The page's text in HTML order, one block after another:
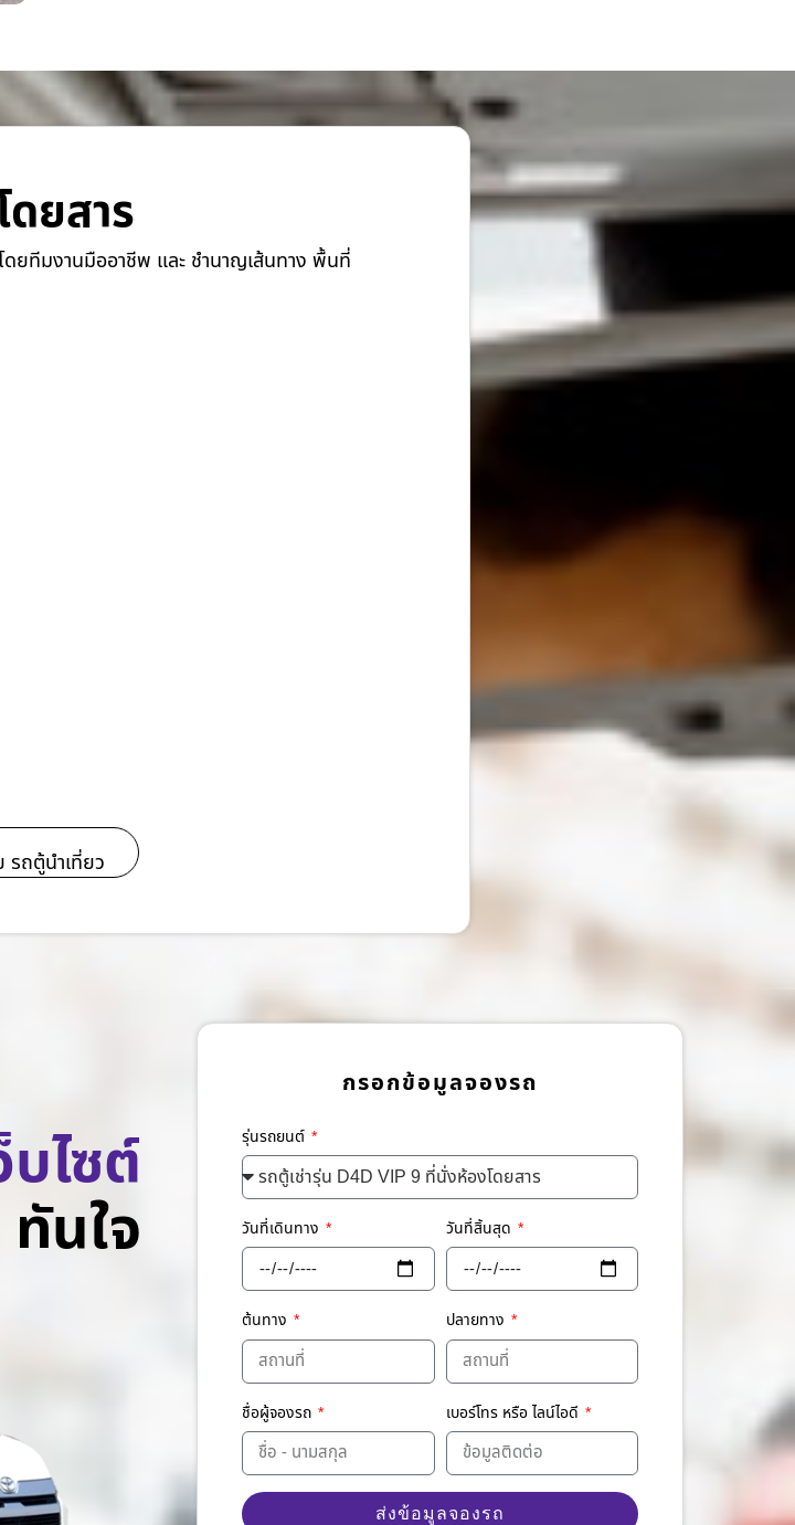
ยสาร
ยทีมงานมืออาชีพ และ ชำนาญเส้นทาง พื้นที่
ถตู้นำเที่ยว
ไซต์
ทันใจ
กรอกข้อมูลจองรถ
รุ่นรถยนต์
วันที่เดินทาง วันที่สิ้นสุด
ต้นทาง ปลายทาง
ชื่อผู้จองรถ เบอร์โทร หรือ ไลน์ไอดี
ส่งข้อมูลจองรถ